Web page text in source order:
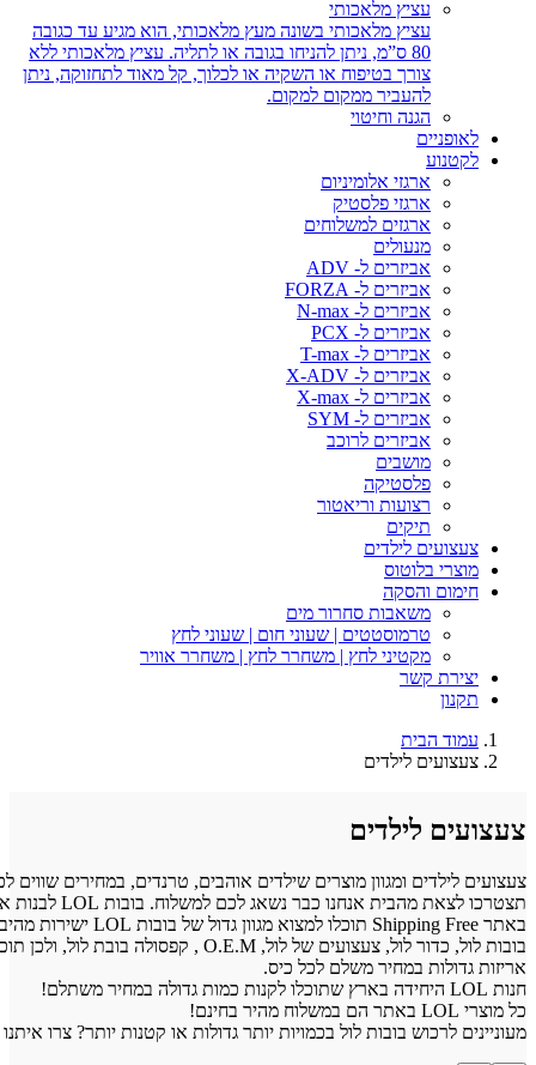
עציץ מלאכותי
עציץ מלאכותי בשונה מעץ מלאכותי, הוא מגיע עד כגובה
80 ס”מ, ניתן להניחו בגובה או לתליה. עציץ מלאכותי ללא
צורך בטיפוח או השקיה או לכלוך, קל מאוד לתחזוקה, ניתן
להעביר ממקום למקום.
הגנה וחיטוי
ארגזי אלומיניום
ארגזי פלסטיק
ארגזים למשלוחים
אביזרים ל- ADV
אביזרים ל- FORZA
אביזרים ל- N-max
אביזרים ל- PCX
אביזרים ל- T-max
אביזרים ל- X-ADV
אביזרים ל- X-max
אביזרים ל- SYM
אביזרים לרוכב
פלסטיקה
רצועות וריאטור
לילדים
בלוטוס
והסקה
משאבות סחרור מים
טרמוסטטים | שעוני חום | שעוני לחץ
מקטיני לחץ | משחרר לחץ | משחרר אוויר
קשר
הבית
לילדים
לילדים
ומגוון מוצרים שילדים אוהבים, טרנדים, במחירים שווים לכל כיס שלא
תצטרכו לצאת מהבית אנחנו כבר נשאג לכם למשלוח. בובות LOL לבנות או לבנים,
באתר Shipping Free תוכלו למצוא מגוון גדול של בובות LOL ישירות מהיבואן לצרכן,
בובות לול, כדור לול, צעצועים של לול, O.E.M , קפסולה בובת לול, ולכן תוכלו לקנות
במחיר משלם לכל כיס.
לרכוש בובות לול בכמויות יותר גדולות או קטנות יותר? צרו איתנו קשר!